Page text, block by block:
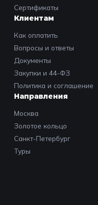
Сертификаты
Клиентам
Как оплатить
Вопросы и ответы
Документы
Закупки и 44-ФЗ
Политика и соглашение
Направления
Москва
Золотое кольцо
Санкт-Петербург
Туры